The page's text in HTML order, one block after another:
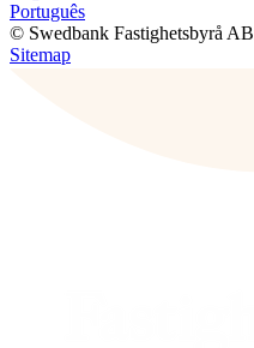
Português
© Swedbank Fastighetsbyrå AB
Sitemap